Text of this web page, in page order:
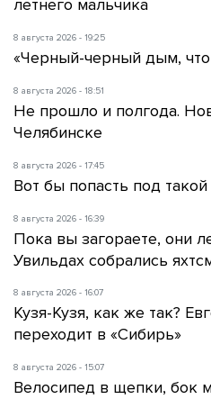
летнего мальчика
8 августа 2026 - 19:25
«Черный-черный дым,
8 августа 2026 - 18:51
Не прошло и полгода.
Челябинске
8 августа 2026 - 17:45
Вот бы попасть под
8 августа 2026 - 16:39
Пока вы загораете, они
Увильдах собрались
8 августа 2026 - 16:07
Кузя-Кузя, как же так?
переходит в «Сибирь»
8 августа 2026 - 15:07
Велосипед в щепки, бок